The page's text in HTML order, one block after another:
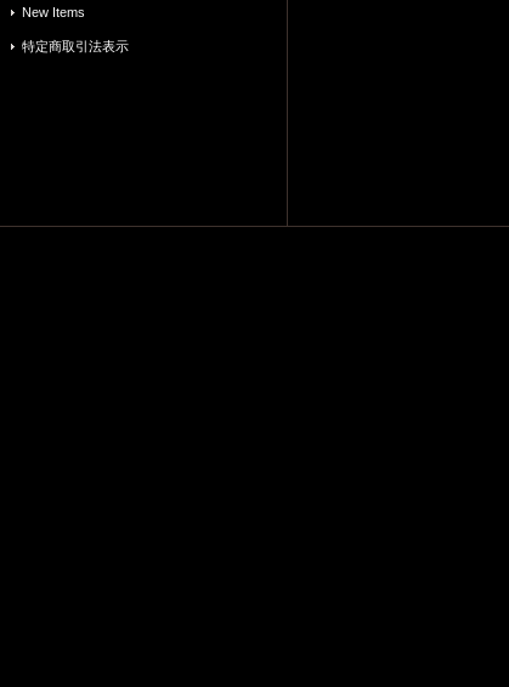
New Items
特定商取引法表示